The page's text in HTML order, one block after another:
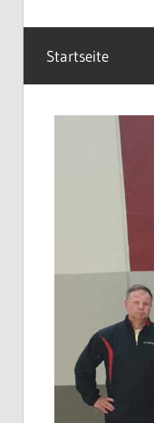
Startseite